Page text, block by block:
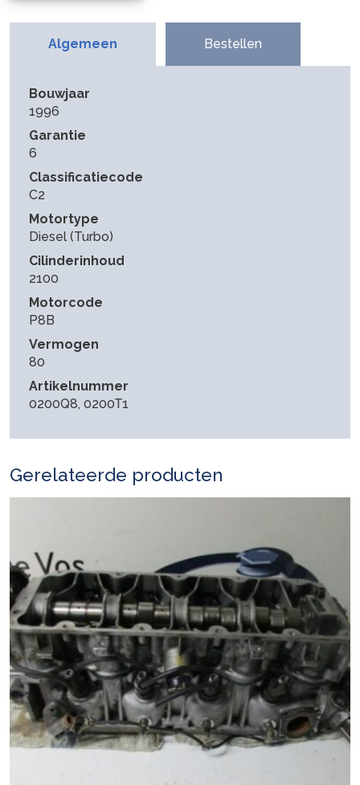
Algemeen Bestellen
Bouwjaar
1996
Garantie
6
Classificatiecode
C2
Motortype
Diesel (Turbo)
Cilinderinhoud
2100
Motorcode
P8B
Vermogen
80
Artikelnummer
0200Q8, 0200T1
Gerelateerde producten